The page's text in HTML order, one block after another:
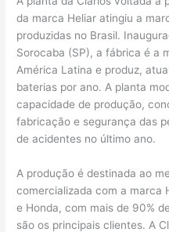
da marca Heliar atingiu a
produzidas no Brasil.
Sorocaba (SP), a fábrica é a
América Latina e produz,
baterias por ano. A planta
capacidade de produção,
fabricação e segurança das
de acidentes no último ano.
A produção é destinada ao
comercializada com a marca
e Honda, com mais de 90%
são os principais clientes. A